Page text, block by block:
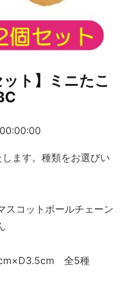
ット】ミニたこ
ます。種類をお選びい
スコットボールチェーン
全5種